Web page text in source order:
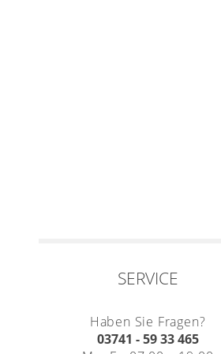
SERVICE
Haben Sie Fragen?
03741 - 59 33 465